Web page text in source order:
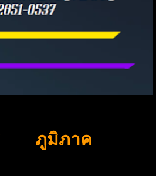
ภูมิภาค